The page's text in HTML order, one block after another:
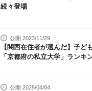
続々登場
公開 2023/11/29
【関西在住者が選んだ】子ど
「京都府の私立大学」ランキ
公開 2025/04/04